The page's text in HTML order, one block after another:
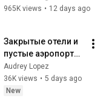
удар нацелен на
965K views • 12 days ago
Закрытые отели и
пустые аэропорты:
почему
туристический бум
Дубая может
Audrey Lopez
36K views • 5 days ago
New